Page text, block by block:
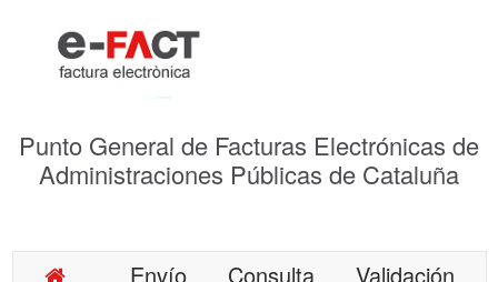
Punto General de Facturas Electrónicas de
Administraciones Públicas de Cataluña
Envío Consulta
Validación